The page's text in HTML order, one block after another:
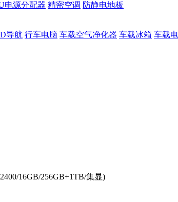
电源分配器 精密空调 防静电地板
导航 行车电脑 车载空气净化器 车载冰箱 车载
16GB/256GB+1TB/集显)